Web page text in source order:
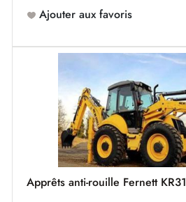
Ajouter aux favoris
Apprêts anti-rouille Fernett KR31